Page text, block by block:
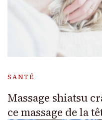
SANTÉ
Massage shiatsu
ce massage de la